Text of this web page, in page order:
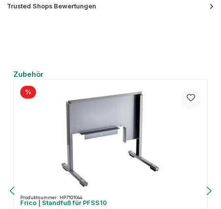
Trusted Shops Bewertungen
Produktgalerie überspringen
Zubehör
%
Produktnummer: HP7101044
Frico | Standfuß für PFSS10